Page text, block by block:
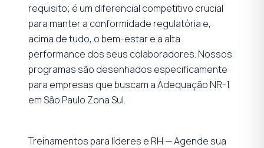
requisito; é um diferencial competitivo crucial
para manter a conformidade regulatória e,
acima de tudo, o bem-estar e a alta
performance dos seus colaboradores. Nossos
programas são desenhados especificamente
para empresas que buscam a Adequação NR-1
em São Paulo Zona Sul.
Treinamentos para líderes e RH — Agende sua